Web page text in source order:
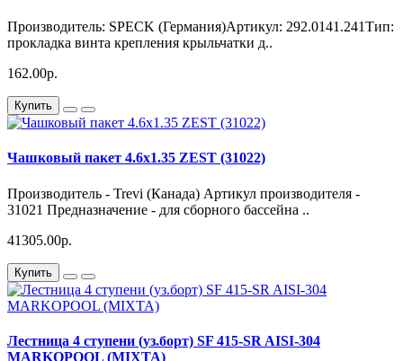
Производитель: SPECK (Германия)Артикул: 292.0141.241Тип:
прокладка винта крепления крыльчатки д..
162.00р.
Купить
Чашковый пакет 4.6х1.35 ZEST (31022)
Производитель - Trevi (Канада) Артикул производителя -
31021 Предназначение - для сборного бассейна ..
41305.00р.
Купить
Лестница 4 ступени (уз.борт) SF 415-SR AISI-304
MARKOPOOL (MIXTA)